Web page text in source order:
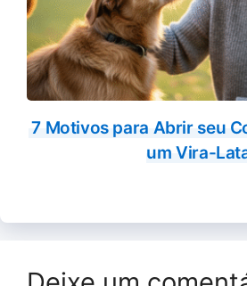
7 Motivos para Abrir seu
um Vira-